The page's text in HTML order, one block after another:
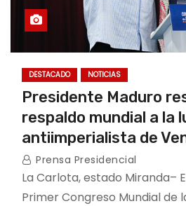
DESTACADO NOTICIAS
Presidente Maduro
respaldo mundial a la
antiimperialista de
Prensa Presidencial
La Carlota, estado Miranda–
Primer Congreso Mundial de